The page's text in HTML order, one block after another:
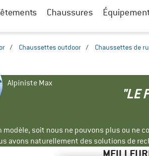
Chaussures
/ Chaussettes outdoor / Chaussettes de
Alpiniste Max
"LE
modèle, soit nous ne pouvons plus ou ne
avons naturellement des solutions de